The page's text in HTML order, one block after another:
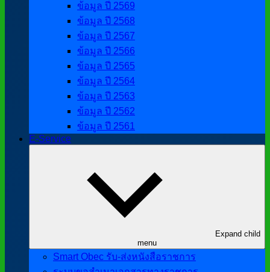
ข้อมูล ปี 2569
ข้อมูล ปี 2568
ข้อมูล ปี 2567
ข้อมูล ปี 2566
ข้อมูล ปี 2565
ข้อมูล ปี 2564
ข้อมูล ปี 2563
ข้อมูล ปี 2562
ข้อมูล ปี 2561
E-Service
Expand child
menu
Smart Obec รับ-ส่งหนังสือราชการ